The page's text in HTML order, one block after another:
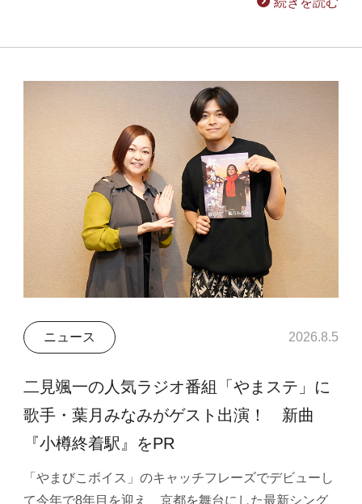
ニュース 2026.8.5
二見颯一の人気ラジオ番組「やまステ」に
歌手・葉月みなみがゲスト出演！ 新曲
『小樽終着駅』をPR
「やまびこボイス」のキャッチフレーズでデビューし
て今年で8年目を迎え、京都を舞台にした最新シング